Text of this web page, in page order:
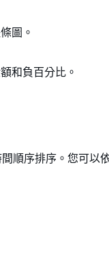
圖。
和負百分比。
順序排序。您可以